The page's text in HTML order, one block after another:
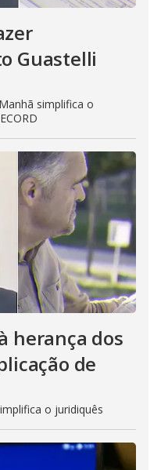
Guastelli
simplifica o
herança dos
de
o juridiquês